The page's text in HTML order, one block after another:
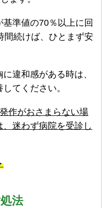
準値の70％以上に回
間続けば、ひとまず安
違和感がある時は、
てください。
作がおさまらない場
迷わず病院を受診し
法